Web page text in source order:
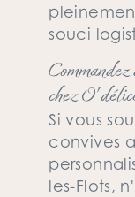
souci
chez O'
Si vous
convives
les-Flots,